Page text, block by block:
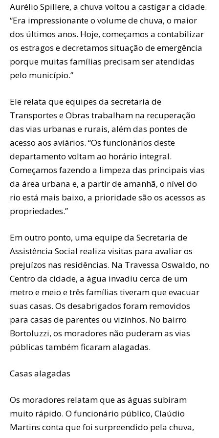
Aurélio Spillere, a chuva voltou a castigar a cidade.
“Era impressionante o volume de chuva, o maior
dos últimos anos. Hoje, começamos a contabilizar
os estragos e decretamos situação de emergência
porque muitas famílias precisam ser atendidas
pelo município.”
Ele relata que equipes da secretaria de
Transportes e Obras trabalham na recuperação
das vias urbanas e rurais, além das pontes de
acesso aos aviários. “Os funcionários deste
departamento voltam ao horário integral.
Começamos fazendo a limpeza das principais vias
da área urbana e, a partir de amanhã, o nível do
rio está mais baixo, a prioridade são os acessos as
propriedades.”
Em outro ponto, uma equipe da Secretaria de
Assistência Social realiza visitas para avaliar os
prejuízos nas residências. Na Travessa Oswaldo, no
Centro da cidade, a água invadiu cerca de um
metro e meio e três famílias tiveram que evacuar
suas casas. Os desabrigados foram removidos
para casas de parentes ou vizinhos. No bairro
Bortoluzzi, os moradores não puderam as vias
públicas também ficaram alagadas.
Casas alagadas
Os moradores relatam que as águas subiram
muito rápido. O funcionário público, Claúdio
Martins conta que foi surpreendido pela chuva,